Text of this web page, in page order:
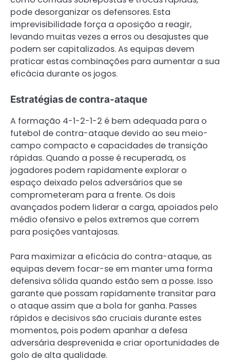
pode desorganizar os defensores. Esta
imprevisibilidade força a oposição a reagir,
levando muitas vezes a erros ou desajustes que
podem ser capitalizados. As equipas devem
praticar estas combinações para aumentar a sua
eficácia durante os jogos.
Estratégias de contra-ataque
A formação 4-1-2-1-2 é bem adequada para o
futebol de contra-ataque devido ao seu meio-
campo compacto e capacidades de transição
rápidas. Quando a posse é recuperada, os
jogadores podem rapidamente explorar o
espaço deixado pelos adversários que se
comprometeram para a frente. Os dois
avançados podem liderar a carga, apoiados pelo
médio ofensivo e pelos extremos que correm
para posições vantajosas.
Para maximizar a eficácia do contra-ataque, as
equipas devem focar-se em manter uma forma
defensiva sólida quando estão sem a posse. Isso
garante que possam rapidamente transitar para
o ataque assim que a bola for ganha. Passes
rápidos e decisivos são cruciais durante estes
momentos, pois podem apanhar a defesa
adversária desprevenida e criar oportunidades de
golo de alta qualidade.